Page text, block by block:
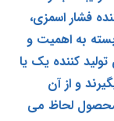
فشار اسمزی،
به اهمیت و
کننده یک یا
و از آن
محصول لحاظ می